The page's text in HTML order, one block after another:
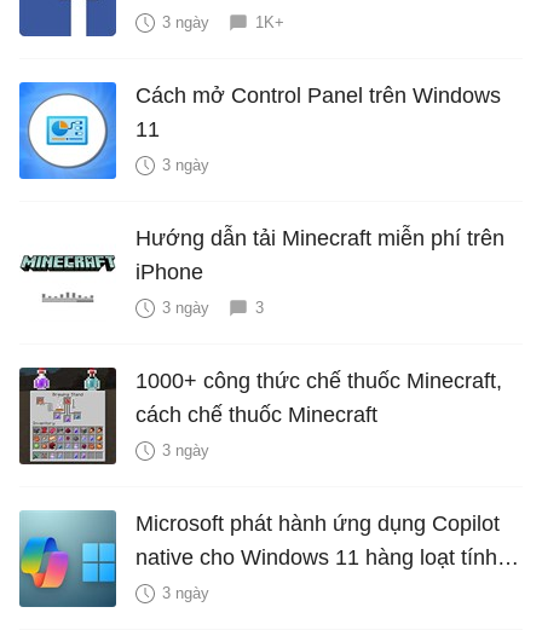
3 ngày 1K+
Cách mở Control Panel trên Windows
11
3 ngày
Hướng dẫn tải Minecraft miễn phí trên
iPhone
3 ngày 3
1000+ công thức chế thuốc Minecraft,
cách chế thuốc Minecraft
3 ngày
Microsoft phát hành ứng dụng Copilot
native cho Windows 11 hàng loạt tính
năng mới Hữu Ích
3 ngày